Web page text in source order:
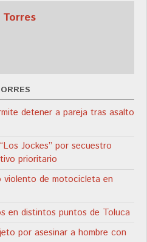
detener a pareja tras asalto
Jockes” por secuestro
prioritario
de motocicleta en
en distintos puntos de Toluca
por asesinar a hombre con